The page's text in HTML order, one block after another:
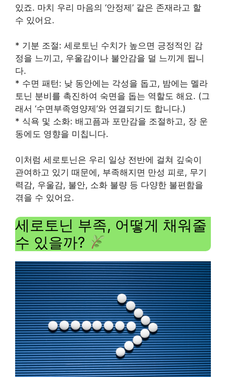
있죠. 마치 우리 마음의 ‘안정제’ 같은 존재라고 할
수 있어요.
* 기분 조절: 세로토닌 수치가 높으면 긍정적인 감
정을 느끼고, 우울감이나 불안감을 덜 느끼게 됩니
다.
* 수면 패턴: 낮 동안에는 각성을 돕고, 밤에는 멜라
토닌 분비를 촉진하여 숙면을 돕는 역할도 해요. (그
래서 ‘수면부족영양제’와 연결되기도 합니다.)
* 식욕 및 소화: 배고픔과 포만감을 조절하고, 장 운
동에도 영향을 미칩니다.
이처럼 세로토닌은 우리 일상 전반에 걸쳐 깊숙이
관여하고 있기 때문에, 부족해지면 만성 피로, 무기
력감, 우울감, 불안, 소화 불량 등 다양한 불편함을
겪을 수 있어요.
세로토닌 부족, 어떻게 채워줄
수 있을까?